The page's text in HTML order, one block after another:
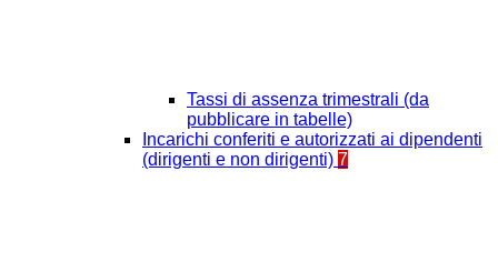
Tassi di assenza trimestrali (da
pubblicare in tabelle)
Incarichi conferiti e autorizzati ai dipendenti
(dirigenti e non dirigenti) 7